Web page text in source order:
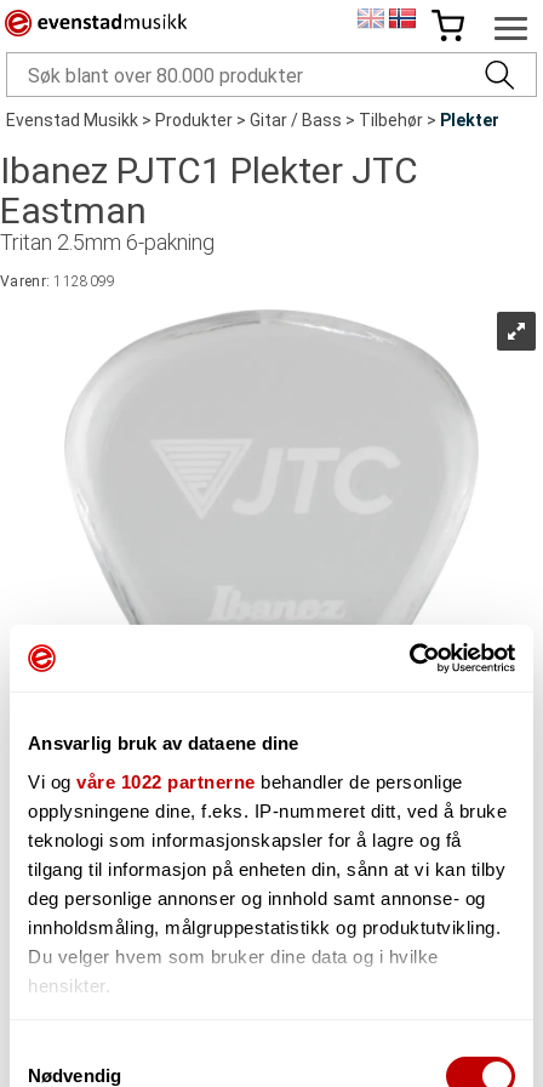
Ansvarlig bruk av dataene dine
Vi og våre 1022 partnerne behandler de personlige
opplysningene dine, f.eks. IP-nummeret ditt, ved å bruke
teknologi som informasjonskapsler for å lagre og få
tilgang til informasjon på enheten din, sånn at vi kan tilby
deg personlige annonser og innhold samt annonse- og
innholdsmåling, målgruppestatistikk og produktutvikling.
Du velger hvem som bruker dine data og i hvilke
hensikter.
Innhente informasjon om den geografiske
Nødvendig
Evenstad Musikk>Produkter>Gitar / Bass>Tilbehør> Plekter
Ibanez PJTC1 Plekter JTC
Eastman
Tritan 2.5mm 6-pakning
Varenr:1128099
110,-